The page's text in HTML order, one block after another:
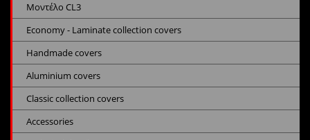
Μοντέλο CL3
Economy - Laminate collection covers
Handmade covers
Aluminium covers
Classic collection covers
Accessories